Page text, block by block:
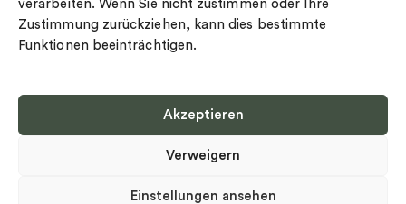
verarbeiten. Wenn Sie nicht zustimmen oder Ihre
Zustimmung zurückziehen, kann dies bestimmte
Funktionen beeinträchtigen.
Akzeptieren
Verweigern
Einstellungen ansehen
Select country
Datenschutz-Bestimmungen
Urheberrecht 2026 Nordic Spectra Alle Rechte vorbehalten